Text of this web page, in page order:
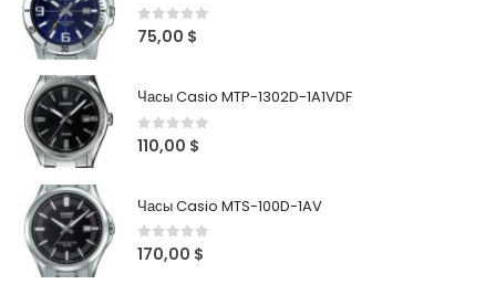
0out of 5
75,00 $
Часы Casio MTP-1302D-1A1VDF
0out of 5
110,00 $
Часы Casio MTS-100D-1AV
0out of 5
170,00 $